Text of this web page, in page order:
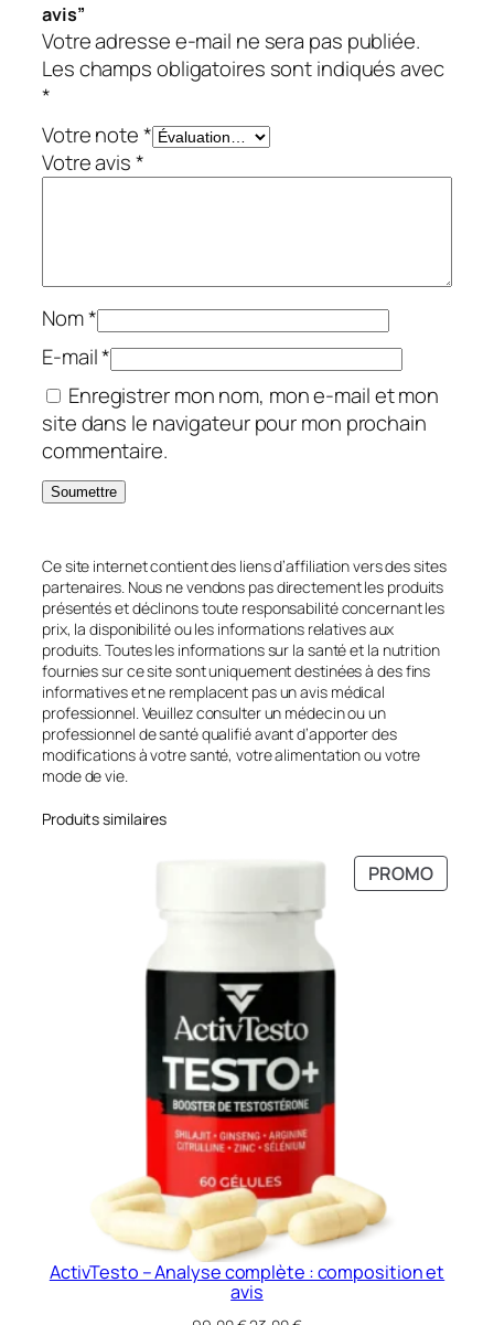
avis”
Votre adresse e-mail ne sera pas publiée.
Les champs obligatoires sont indiqués avec
*
Votre note*
Votre avis*
Nom*
E-mail*
Enregistrer mon nom, mon e-mail et mon
site dans le navigateur pour mon prochain
commentaire.
Ce site internet contient des liens d’affiliation vers des sites
partenaires. Nous ne vendons pas directement les produits
présentés et déclinons toute responsabilité concernant les
prix, la disponibilité ou les informations relatives aux
produits. Toutes les informations sur la santé et la nutrition
fournies sur ce site sont uniquement destinées à des fins
informatives et ne remplacent pas un avis médical
professionnel. Veuillez consulter un médecin ou un
professionnel de santé qualifié avant d’apporter des
modifications à votre santé, votre alimentation ou votre
mode de vie.
Produits similaires
PROMO
EN
ActivTesto – Analyse complète : composition et
avis